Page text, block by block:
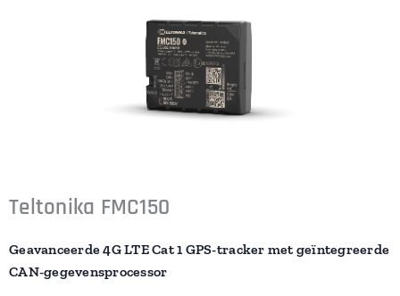
Teltonika FMC150
Geavanceerde 4G LTE Cat 1 GPS-tracker met geïntegreerde
CAN-gegevensprocessor